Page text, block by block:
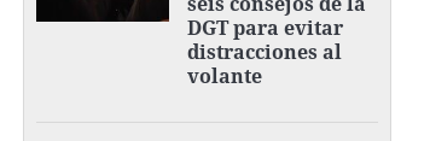
DGT para evitar
distracciones al
volante